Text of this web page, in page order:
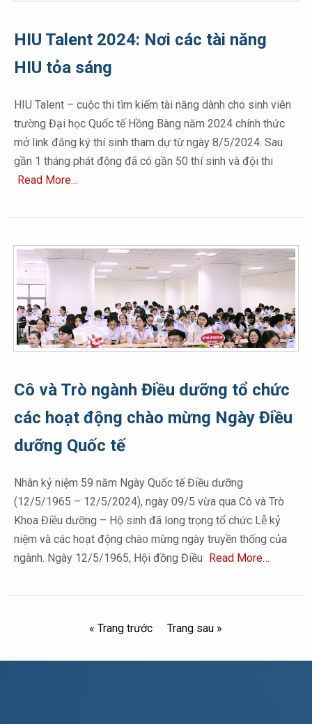
HIU Talent 2024: Nơi các tài năng
HIU tỏa sáng
HIU Talent – cuộc thi tìm kiếm tài năng dành cho sinh viên
trường Đại học Quốc tế Hồng Bàng năm 2024 chính thức
mở link đăng ký thí sinh tham dự từ ngày 8/5/2024. Sau
gần 1 tháng phát động đã có gần 50 thí sinh và đội thi
Read More…
Cô và Trò ngành Điều dưỡng tổ chức
các hoạt động chào mừng Ngày Điều
dưỡng Quốc tế
Nhân kỷ niệm 59 năm Ngày Quốc tế Điều dưỡng
(12/5/1965 – 12/5/2024), ngày 09/5 vừa qua Cô và Trò
Khoa Điều dưỡng – Hộ sinh đã long trọng tổ chức Lễ kỷ
niệm và các hoạt động chào mừng ngày truyền thống của
ngành. Ngày 12/5/1965, Hội đồng Điều Read More…
« Trang trước Trang sau »